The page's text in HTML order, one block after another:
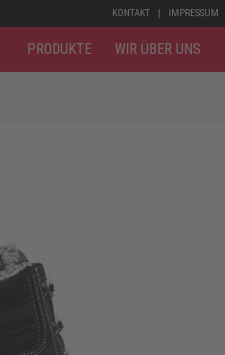
KONTAKT IMPRESSUM
PRODUKTE WIR ÜBER UNS